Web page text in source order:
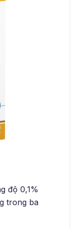
độ 0,1%
trong ba